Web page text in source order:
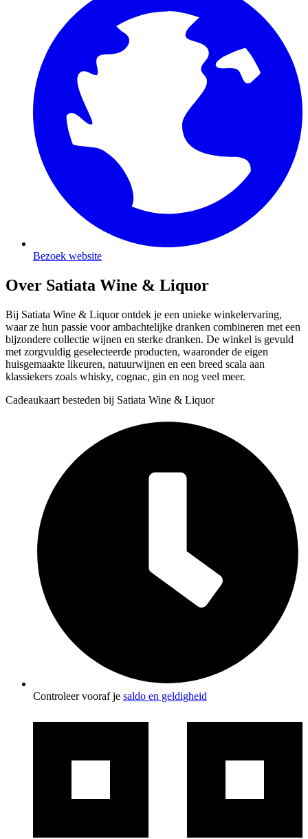
Bezoek website
Over Satiata Wine & Liquor
Bij Satiata Wine & Liquor ontdek je een unieke winkelervaring,
waar ze hun passie voor ambachtelijke dranken combineren met een
bijzondere collectie wijnen en sterke dranken. De winkel is gevuld
met zorgvuldig geselecteerde producten, waaronder de eigen
huisgemaakte likeuren, natuurwijnen en een breed scala aan
klassiekers zoals whisky, cognac, gin en nog veel meer.
Cadeaukaart besteden bij Satiata Wine & Liquor
Controleer vooraf je saldo en geldigheid